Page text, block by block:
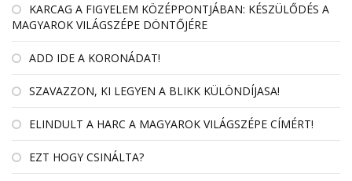
KARCAG A FIGYELEM KÖZÉPPONTJÁBAN: KÉSZÜLŐDÉS A
MAGYAROK VILÁGSZÉPE DÖNTŐJÉRE
ADD IDE A KORONÁDAT!
SZAVAZZON, KI LEGYEN A BLIKK KÜLÖNDÍJASA!
ELINDULT A HARC A MAGYAROK VILÁGSZÉPE CÍMÉRT!
EZT HOGY CSINÁLTA?